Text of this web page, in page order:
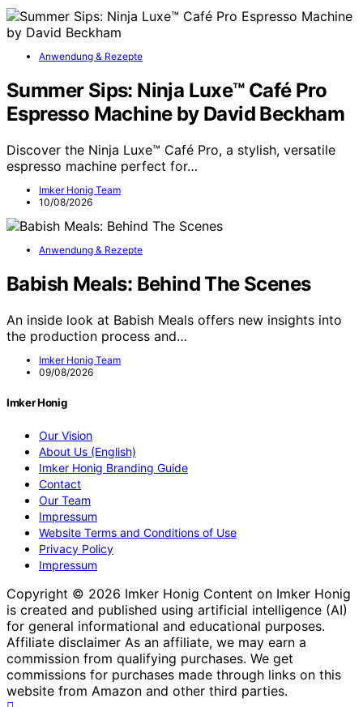
Anwendung & Rezepte
Summer Sips: Ninja Luxe™ Café Pro
Espresso Machine by David Beckham
Discover the Ninja Luxe™ Café Pro, a stylish, versatile
espresso machine perfect for…
Imker Honig Team
10/08/2026
Anwendung & Rezepte
Babish Meals: Behind The Scenes
An inside look at Babish Meals offers new insights into
the production process and…
Imker Honig Team
09/08/2026
Imker Honig
Our Vision
About Us (English)
Imker Honig Branding Guide
Contact
Our Team
Impressum
Website Terms and Conditions of Use
Privacy Policy
Impressum
Copyright © 2026 Imker Honig Content on Imker Honig
is created and published using artificial intelligence (AI)
for general informational and educational purposes.
Affiliate disclaimer As an affiliate, we may earn a
commission from qualifying purchases. We get
commissions for purchases made through links on this
website from Amazon and other third parties.